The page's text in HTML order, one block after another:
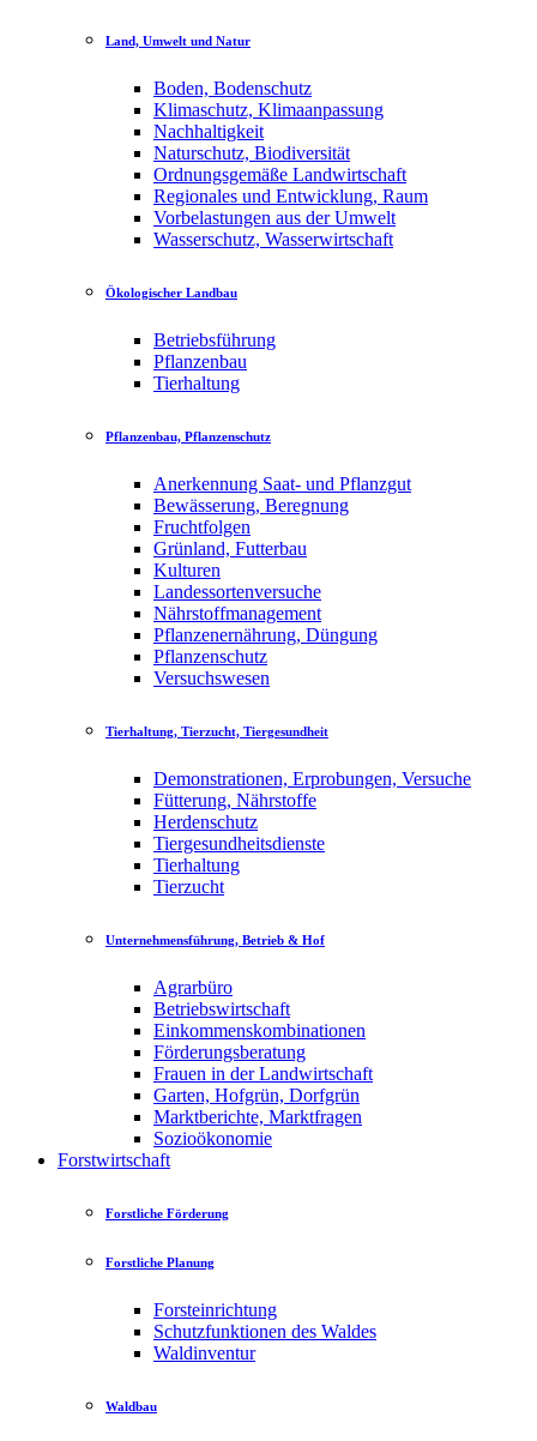
Land, Umwelt und Natur
Boden, Bodenschutz
Klimaschutz, Klimaanpassung
Nachhaltigkeit
Naturschutz, Biodiversität
Ordnungsgemäße Landwirtschaft
Regionales und Entwicklung, Raum
Vorbelastungen aus der Umwelt
Wasserschutz, Wasserwirtschaft
Ökologischer Landbau
Betriebsführung
Pflanzenbau
Tierhaltung
Pflanzenbau, Pflanzenschutz
Anerkennung Saat- und Pflanzgut
Bewässerung, Beregnung
Fruchtfolgen
Grünland, Futterbau
Kulturen
Landessortenversuche
Nährstoffmanagement
Pflanzenernährung, Düngung
Pflanzenschutz
Versuchswesen
Tierhaltung, Tierzucht, Tiergesundheit
Demonstrationen, Erprobungen, Versuche
Fütterung, Nährstoffe
Herdenschutz
Tiergesundheitsdienste
Tierhaltung
Tierzucht
Unternehmensführung, Betrieb & Hof
Agrarbüro
Betriebswirtschaft
Einkommenskombinationen
Förderungsberatung
Frauen in der Landwirtschaft
Garten, Hofgrün, Dorfgrün
Marktberichte, Marktfragen
Sozioökonomie
Forstwirtschaft
Forstliche Förderung
Forstliche Planung
Forsteinrichtung
Schutzfunktionen des Waldes
Waldinventur
Waldbau